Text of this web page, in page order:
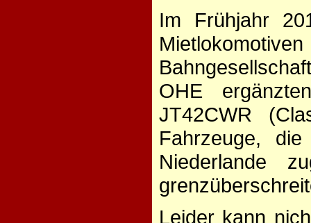
Im Frühjahr
OHE
JT42CWR
Fahrzeuge,
Niederlande
Leider kann